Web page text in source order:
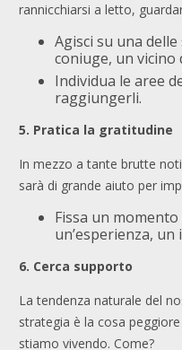
rannicchiarsi a letto,
Agisci su una
coniuge, un vicino
Individua le aree
raggiungerli.
5. Pratica la gratitudine
In mezzo a tante brutte
sarà di grande aiuto per
Fissa un
un’esperienza,
6. Cerca supporto
La tendenza naturale del
strategia è la cosa
stiamo vivendo. Come?